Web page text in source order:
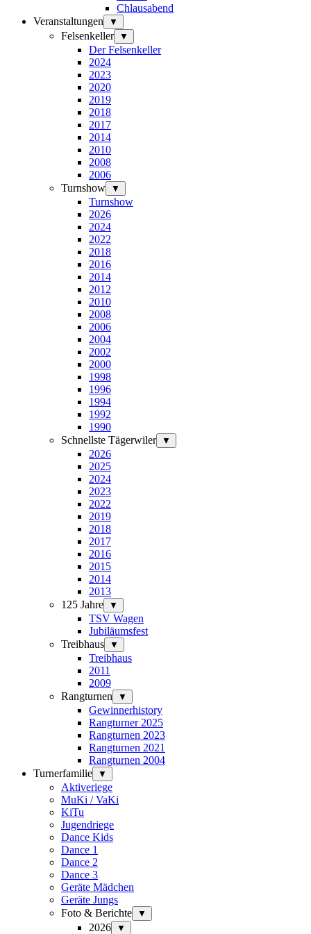
Chlausabend
Veranstaltungen
▼
Felsenkeller ▼
Der Felsenkeller
2024
2023
2020
2019
2018
2017
2014
2010
2008
2006
Turnshow
▼
Turnshow
2026
2024
2022
2018
2016
2014
2012
2010
2008
2006
2004
2002
2000
1998
1996
1994
1992
1990
Schnellste Tägerwiler
▼
2026
2025
2024
2023
2022
2019
2018
2017
2016
2015
2014
2013
125 Jahre
▼
TSV Wagen
Jubiläumsfest
Treibhaus
▼
Treibhaus
2011
2009
Rangturnen
▼
Gewinnerhistory
Rangturner 2025
Rangturnen 2023
Rangturnen 2021
Rangturnen 2004
Turnerfamilie
▼
Aktiveriege
MuKi / VaKi
KiTu
Jugendriege
Dance Kids
Dance 1
Dance 2
Dance 3
Geräte Mädchen
Geräte Jungs
Foto & Berichte
▼
2026 ▼